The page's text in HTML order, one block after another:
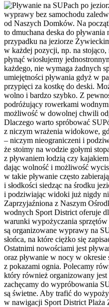
Pływanie na SUPach po
wyprawy bez samochodu
od Naszych Domków. Na
to dmuchana deska do
przypadku na jeziorze
w każdej pozycji, np. na
płynąć wiosłujemy
każdego, nie wymaga żadnych
umiejętności pływania gdyż w
przypięci za kostkę do deski.
wolno i bardzo szybko. Z
podróżujący rowerkami
możliwość w dowolnej chwili
Dlaczego warto spróbować
z niczym wrażenia widokowe,
– niczym nieograniczeni i
że stoimy na wodzie gołymi
z pływaniem łodzią czy
dając wolność i możliwość
w takie pływanie często
i słodkości siedząc na środku
i podziwiając widoki już nigdy
Zaprzyjaźniona z Naszym
wodnych Sport District oferuje
warunki wypożyczania sprzętów
są organizowane wyprawy na
słońca, na które ciężko się
Ostatnimi nowościami jest
oraz pływanie w nocy w
z pokazami ognia. Polecamy
który również organizowany jest
zachęcamy do wypróbowania
są świetne. Aby trafić do
w nawigacji Sport District Plaża